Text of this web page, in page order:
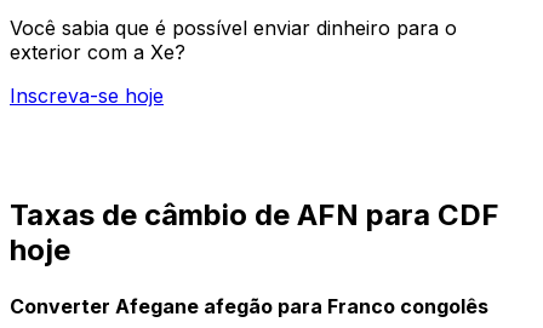
Você sabia que é possível enviar dinheiro para o
exterior com a Xe?
Inscreva-se hoje
Taxas de câmbio de AFN para CDF
hoje
Converter Afegane afegão para Franco congolês